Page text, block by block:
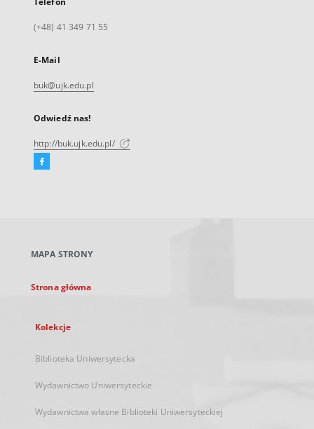
(+48) 41 349 71 55
E-Mail
buk@ujk.edu.pl
Odwiedź nas!
http://buk.ujk.edu.pl/
Facebook
karcie
MAPA STRONY
Strona główna
Kolekcje
Biblioteka Uniwersytecka
Wydawnictwo Uniwersyteckie
Wydawnictwa własne Biblioteki Uniwersyteckiej